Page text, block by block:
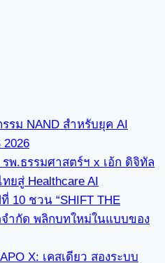
รม NAND สำหรับยุค AI
2026
พ.ธรรมศาสตร์ฯ x เอ้ก ดิจิทัล
สู่ Healthcare AI
10 ชวน “SHIFT THE
ำกัด พลิกบทใหม่ในแบบของ
X: เคสเดียว สองระบบ